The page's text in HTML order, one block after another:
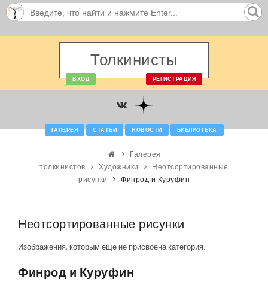
Толкинисты
ВХОД РЕГИСТРАЦИЯ
ГАЛЕРЕЯ СТАТЬИ НОВОСТИ БИБЛИОТЕКА
Галерея
толкинистов
Художники
Неотсортированные
рисунки
Финрод и Куруфин
Неотсортированные рисунки
Изображения, которым еще не присвоена категория.
Финрод и Куруфин